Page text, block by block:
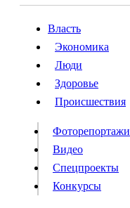
Власть
Происшествия
Видео
Конкурсы
Власть
Экономика
Люди
Здоровье
Происшествия
Фоторепортажи
Видео
Спецпроекты
Конкурсы